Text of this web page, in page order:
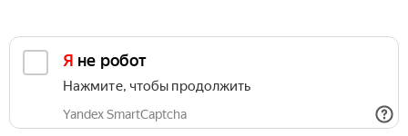
Я не робот
Нажмите, чтобы продолжить
Yandex SmartCaptcha